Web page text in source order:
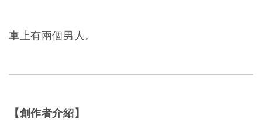
車上有兩個男人。
【創作者介紹】